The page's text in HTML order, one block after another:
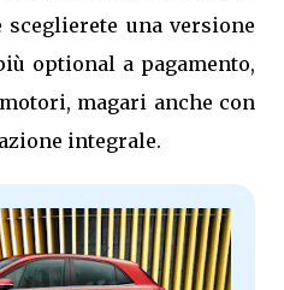
sceglierete una versione
optional a pagamento,
magari anche con
integrale.